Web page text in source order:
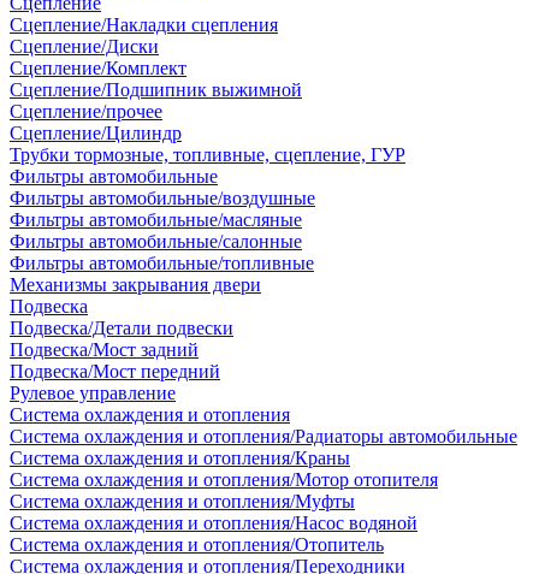
Сцепление/Накладки сцепления
Сцепление/Диски
Сцепление/Комплект
Сцепление/Подшипник выжимной
Сцепление/прочее
Сцепление/Цилиндр
Трубки тормозные, топливные, сцепление, ГУР
Фильтры автомобильные
Фильтры автомобильные/воздушные
Фильтры автомобильные/масляные
Фильтры автомобильные/салонные
Фильтры автомобильные/топливные
Механизмы закрывания двери
Подвеска
Подвеска/Детали подвески
Подвеска/Мост задний
Подвеска/Мост передний
Рулевое управление
Система охлаждения и отопления
Система охлаждения и отопления/Радиаторы автомобильные
Система охлаждения и отопления/Краны
Система охлаждения и отопления/Мотор отопителя
Система охлаждения и отопления/Муфты
Система охлаждения и отопления/Насос водяной
Система охлаждения и отопления/Отопитель
Система охлаждения и отопления/Переходники